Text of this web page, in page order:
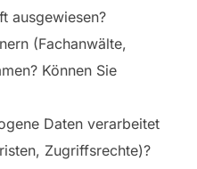
ausgewiesen?
(Fachanwälte,
Können Sie
Daten verarbeitet
Zugriffsrechte)?